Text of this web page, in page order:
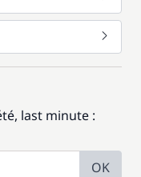
last minute :
OK